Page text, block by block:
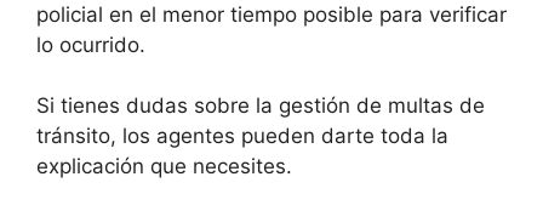
policial en el menor tiempo posible para verificar
lo ocurrido.
Si tienes dudas sobre la gestión de multas de
tránsito, los agentes pueden darte toda la
explicación que necesites.